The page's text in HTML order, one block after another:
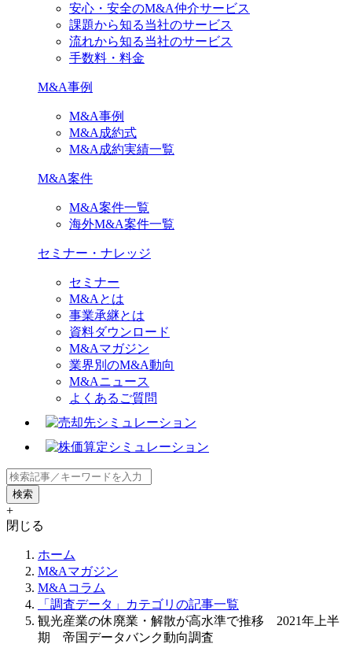
安心・安全のM&A仲介サービス
課題から知る当社のサービス
流れから知る当社のサービス
手数料・料金
M&A事例
M&A事例
M&A成約式
M&A成約実績一覧
M&A案件
M&A案件一覧
海外M&A案件一覧
セミナー・ナレッジ
セミナー
M&Aとは
事業承継とは
資料ダウンロード
M&Aマガジン
業界別のM&A動向
M&Aニュース
よくあるご質問
+
閉じる
ホーム
M&Aマガジン
M&Aコラム
「調査データ」カテゴリの記事一覧
観光産業の休廃業・解散が高水準で推移 2021年上半
期 帝国データバンク動向調査